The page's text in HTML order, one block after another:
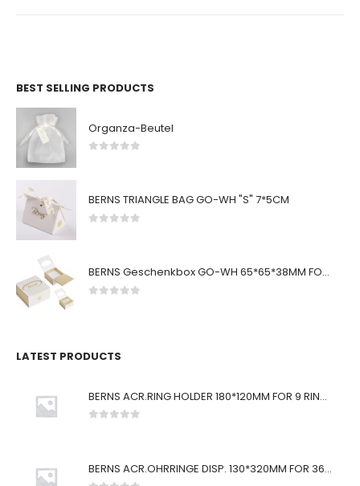
BEST SELLING PRODUCTS
Organza-Beutel
BERNS TRIANGLE BAG GO-WH "S" 7*5CM
BERNS Geschenkbox GO-WH 65*65*38MM FOR SMALL SETS
LATEST PRODUCTS
BERNS ACR.RING HOLDER 180*120MM FOR 9 RINGS
BERNS ACR.OHRRINGE DISP. 130*320MM FOR 36 PAIRS